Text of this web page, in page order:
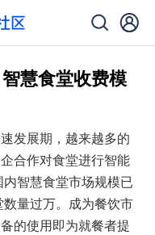
慧食堂收费模
发展期，越来越多的
合作对食堂进行智能
智慧食堂市场规模已
量过万。成为餐饮市
的使用即为就餐者提